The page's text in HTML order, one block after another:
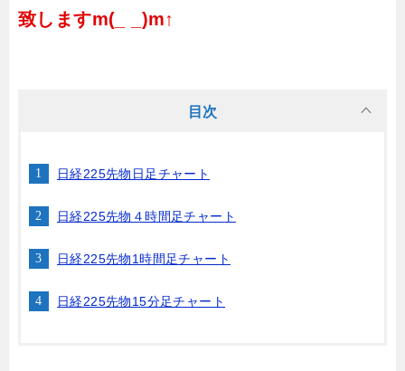
致しますm(_ _)m↑
目次
日経225先物日足チャート
日経225先物４時間足チャート
日経225先物1時間足チャート
日経225先物15分足チャート